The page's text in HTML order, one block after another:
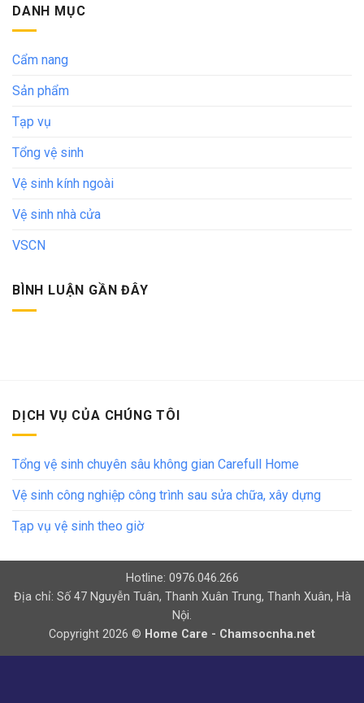
DANH MỤC
Cẩm nang
Sản phẩm
Tạp vụ
Tổng vệ sinh
Vệ sinh kính ngoài
Vệ sinh nhà cửa
VSCN
BÌNH LUẬN GẦN ĐÂY
DỊCH VỤ CỦA CHÚNG TÔI
Tổng vệ sinh chuyên sâu không gian Carefull Home
Vệ sinh công nghiệp công trình sau sửa chữa, xây dựng
Tạp vụ vệ sinh theo giờ
Hotline: 0976.046.266
Địa chỉ: Số 47 Nguyễn Tuân, Thanh Xuân Trung, Thanh Xuân, Hà
Nội.
Copyright 2026 © Home Care - Chamsocnha.net